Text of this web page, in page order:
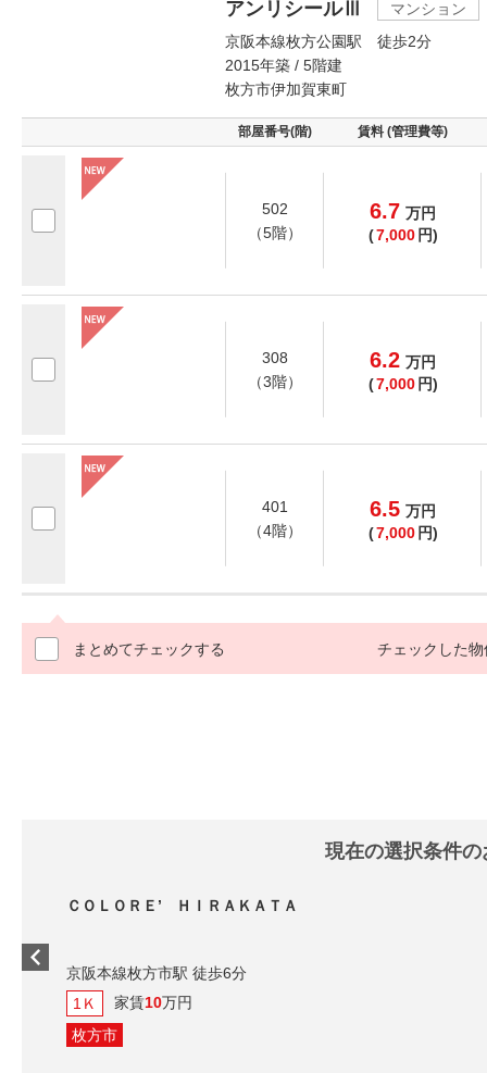
アンリシールⅢ
マンション
京阪本線枚方公園駅 徒歩2分
2015年築 / 5階建
枚方市伊加賀東町
部屋番号(階) 賃料 (管理費等)
502
（5階）
6.7 万円
(7,000 円)
308
（3階）
6.2 万円
(7,000 円)
401
（4階）
6.5 万円
(7,000 円)
まとめてチェックする チェックした物
現在の選択条件
ＣＯＬＯＲＥ’ ＨＩＲＡＫＡＴＡ
京阪本線枚方市駅 徒歩6分
1Ｋ
家賃10万円
枚方市